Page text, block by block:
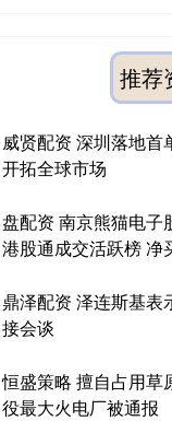
推荐
威贤配资 深圳落地首
开拓全球市场
盘配资 南京熊猫电子
港股通成交活跃榜 净
鼎泽配资 泽连斯基表
接会谈
恒盛策略 擅自占用草
役最大火电厂被通报